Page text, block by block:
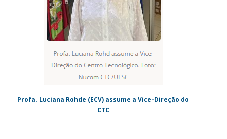
Profa. Luciana Rohde (ECV) assume a Vice-Direção do
CTC